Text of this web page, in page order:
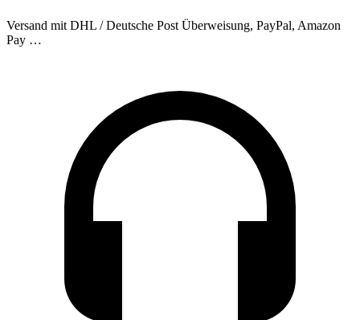
Versand mit DHL / Deutsche Post Überweisung, PayPal, Amazon
Pay …